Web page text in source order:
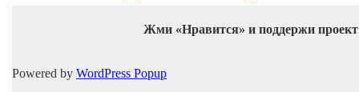
Жми «Нравится» и поддержи
Powered by WordPress Popup